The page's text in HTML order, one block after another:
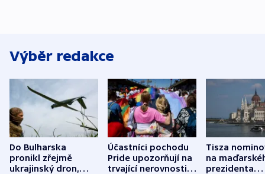
Výběr redakce
Do Bulharska
pronikl zřejmě
ukrajinský dron,
Účastníci pochodu
Pride upozorňují na
trvající nerovnosti i
Tisza
na
prezidenta